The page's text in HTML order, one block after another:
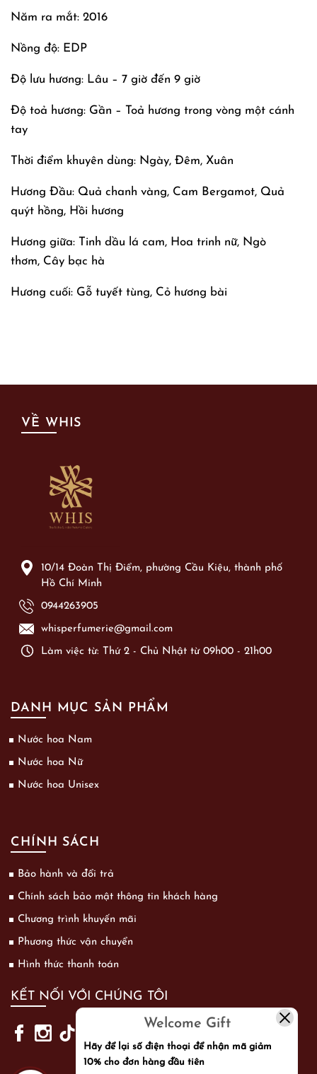
Năm ra mắt: 2016
Nồng độ: EDP
Độ lưu hương: Lâu – 7 giờ đến 9 giờ
Độ toả hương: Gần – Toả hương trong vòng một cánh
tay
Thời điểm khuyên dùng: Ngày, Đêm, Xuân
Hương Đầu: Quả chanh vàng, Cam Bergamot, Quả
quýt hồng, Hồi hương
Hương giữa: Tinh dầu lá cam, Hoa trinh nữ, Ngò
thơm, Cây bạc hà
Hương cuối: Gỗ tuyết tùng, Cỏ hương bài
VỀ WHIS
10/14 Đoàn Thị Điểm, phường Cầu Kiệu, thành phố
Hồ Chí Minh
0944263905
whisperfumerie@gmail.com
Làm việc từ: Thứ 2 - Chủ Nhật từ 09h00 - 21h00
DANH MỤC SẢN PHẨM
Nước hoa Nam
Nước hoa Nữ
Nước hoa Unisex
CHÍNH SÁCH
Bảo hành và đổi trả
Chính sách bảo mật thông tin khách hàng
Chương trình khuyến mãi
Phương thức vận chuyển
Hình thức thanh toán
KẾT NỐI VỚI CHÚNG TÔI
Welcome Gift
Hãy để lại số điện thoại để nhận mã giảm
10% cho đơn hàng đầu tiên